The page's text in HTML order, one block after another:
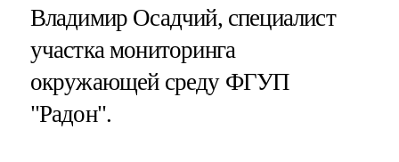
Владимир Осадчий, специалист
участка мониторинга
окружающей среду ФГУП
"Радон".